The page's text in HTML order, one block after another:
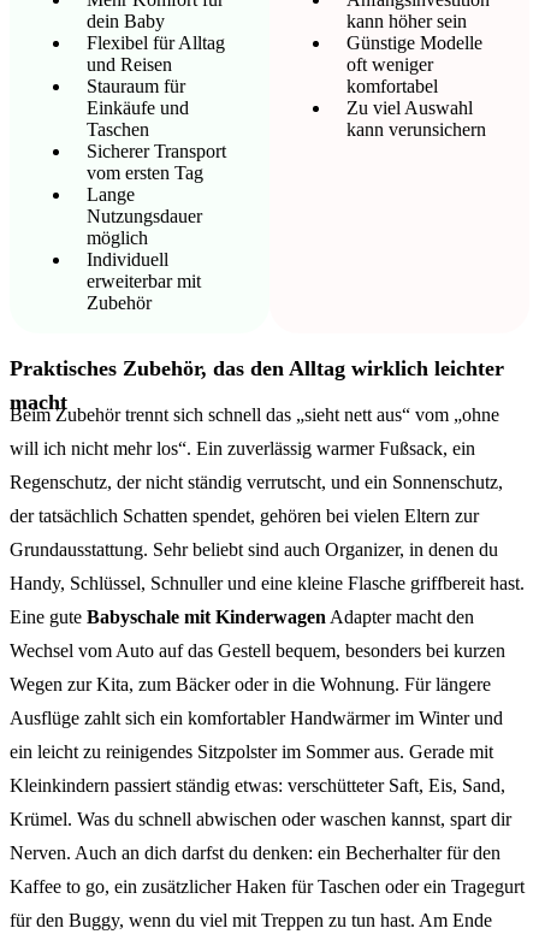
dein Baby
Flexibel für Alltag
und Reisen
Stauraum für
Einkäufe und
Taschen
Sicherer Transport
vom ersten Tag
Lange
Nutzungsdauer
möglich
Individuell
erweiterbar mit
Zubehör
kann höher sein
Günstige Modelle
oft weniger
komfortabel
Zu viel Auswahl
kann verunsichern
Praktisches Zubehör, das den Alltag wirklich leichter
macht
Beim Zubehör trennt sich schnell das „sieht nett aus“ vom „ohne
will ich nicht mehr los“. Ein zuverlässig warmer Fußsack, ein
Regenschutz, der nicht ständig verrutscht, und ein Sonnenschutz,
der tatsächlich Schatten spendet, gehören bei vielen Eltern zur
Grundausstattung. Sehr beliebt sind auch Organizer, in denen du
Handy, Schlüssel, Schnuller und eine kleine Flasche griffbereit hast.
Eine gute Babyschale mit Kinderwagen Adapter macht den
Wechsel vom Auto auf das Gestell bequem, besonders bei kurzen
Wegen zur Kita, zum Bäcker oder in die Wohnung. Für längere
Ausflüge zahlt sich ein komfortabler Handwärmer im Winter und
ein leicht zu reinigendes Sitzpolster im Sommer aus. Gerade mit
Kleinkindern passiert ständig etwas: verschütteter Saft, Eis, Sand,
Krümel. Was du schnell abwischen oder waschen kannst, spart dir
Nerven. Auch an dich darfst du denken: ein Becherhalter für den
Kaffee to go, ein zusätzlicher Haken für Taschen oder ein Tragegurt
für den Buggy, wenn du viel mit Treppen zu tun hast. Am Ende